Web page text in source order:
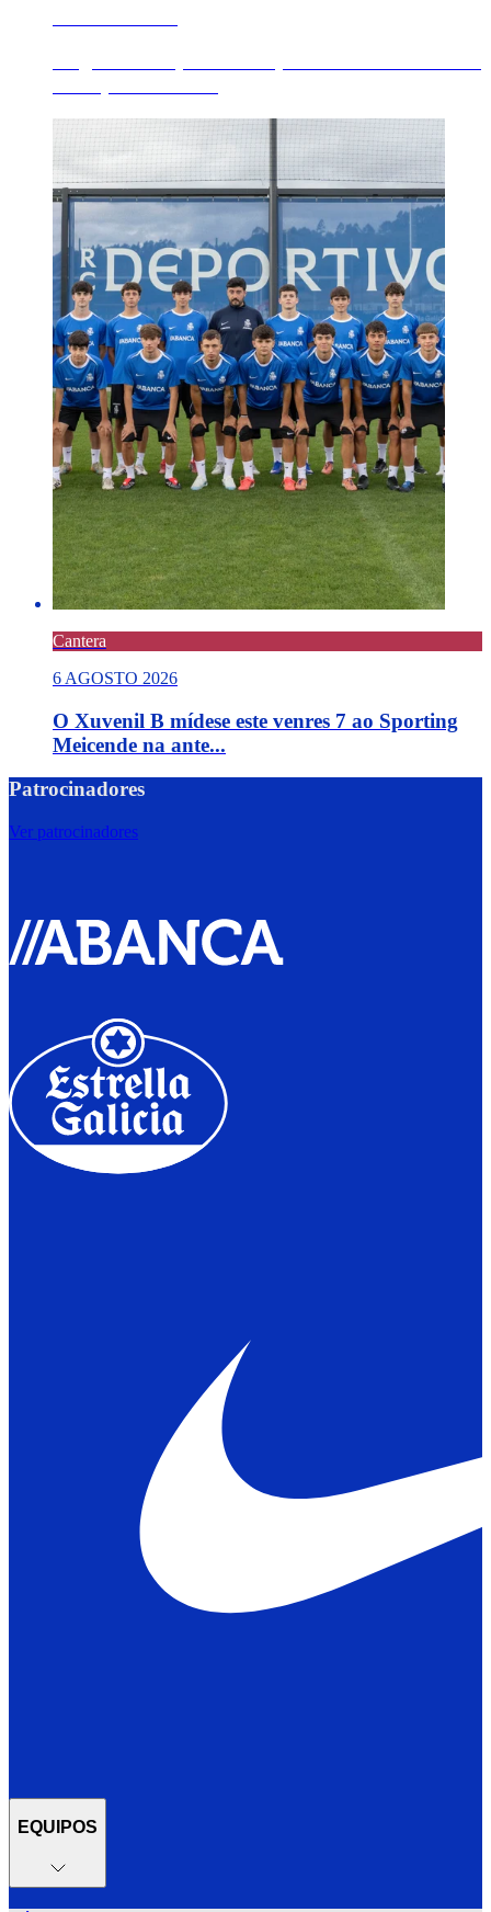
Cantera
6 AGOSTO 2026
O Xuvenil B mídese este venres 7 ao Sporting
Meicende na ante...
Patrocinadores
Ver patrocinadores
EQUIPOS